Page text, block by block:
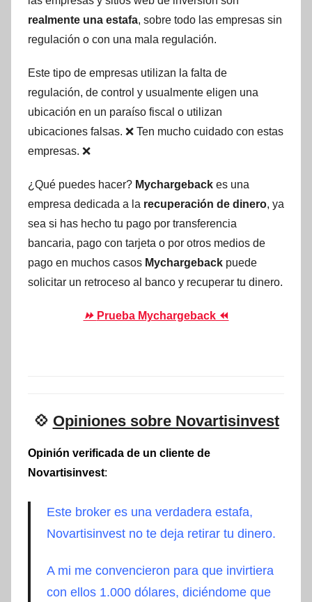
realmente una estafa, sobre todo las empresas sin
regulación o con una mala regulación.
Este tipo de empresas utilizan la falta de
regulación, de control y usualmente eligen una
ubicación en un paraíso fiscal o utilizan
ubicaciones falsas. ❌ Ten mucho cuidado con estas
empresas. ❌
¿Qué puedes hacer? Mychargeback es una
empresa dedicada a la recuperación de dinero, ya
sea si has hecho tu pago por transferencia
bancaria, pago con tarjeta o por otros medios de
pago en muchos casos Mychargeback puede
solicitar un retroceso al banco y recuperar tu dinero.
⏩ Prueba Mychargeback ⏪
💠 Opiniones sobre Novartisinvest
Opinión verificada de un cliente de
Novartisinvest:
Este broker es una verdadera estafa,
Novartisinvest no te deja retirar tu dinero.
A mi me convencieron para que invirtiera
con ellos 1.000 dólares, diciéndome que